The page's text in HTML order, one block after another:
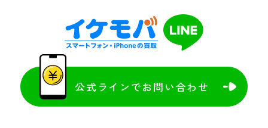
公式ラインでお問い合わせ